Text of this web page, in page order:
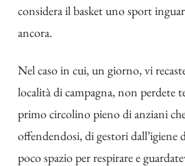
considera il basket uno sport
ancora.
Nel caso in cui, un giorno, vi
località di campagna, non perdete
primo circolino pieno di anziani
offendendosi, di gestori dall’igiene
poco spazio per respirare e